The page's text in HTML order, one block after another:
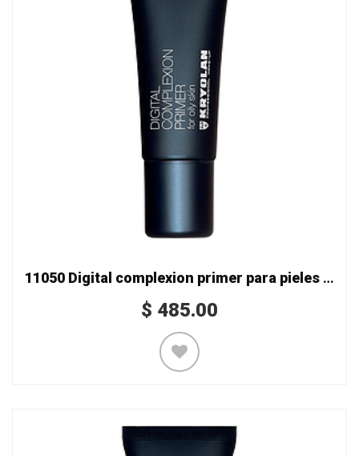
11050 Digital complexion primer para pieles grasas
$ 485.00